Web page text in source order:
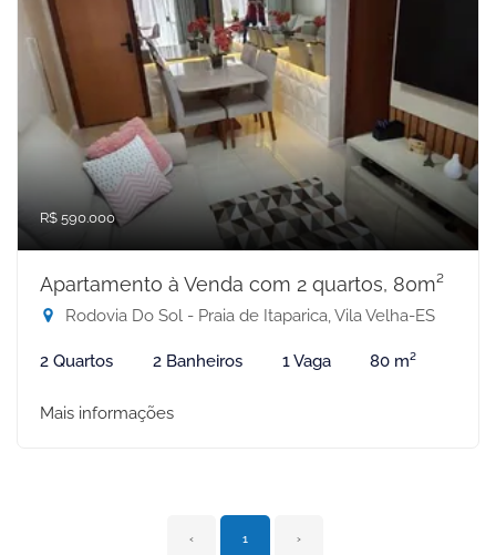
R$ 590.000
Apartamento à Venda com 2 quartos, 80m²
Rodovia Do Sol - Praia de Itaparica, Vila Velha-ES
2 Quartos 2 Banheiros 1 Vaga 80 m²
Mais informações
‹ 1 ›